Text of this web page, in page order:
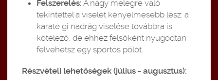
Felszerelés: A nagy melegre való
tekintettel a viselet kényelmesebb lesz: a
karate gi nadrág viselése továbbra is
kötelező, de ehhez felsőként nyugodtan
felvehetsz egy sportos pólót.
Részvételi lehetőségek (július - augusztus):